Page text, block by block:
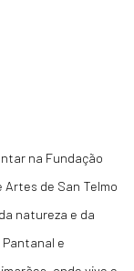
na Fundação
de San Telmo
natureza e da
e